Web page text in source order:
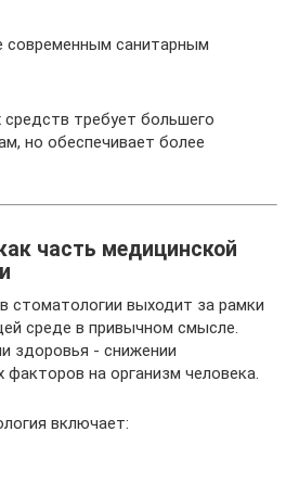
современным санитарным
требует большего
но обеспечивает более
часть медицинской
стоматологии выходит за рамки
среде в привычном смысле.
здоровья - снижении
на организм человека.
включает: